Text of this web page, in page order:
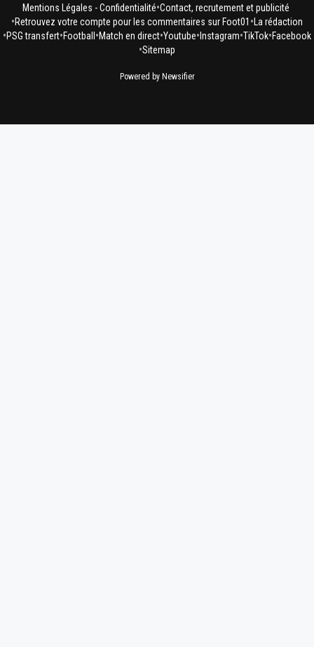
Mentions Légales - Confidentialité•Contact, recrutement et publicité
•Retrouvez votre compte pour les commentaires sur Foot01 •La rédaction
•PSG transfert•Football •Match en direct•Youtube• Instagram•TikTok•Facebook
•Sitemap
Powered by Newsifier